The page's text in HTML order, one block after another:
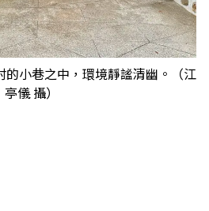
小巷之中，環境靜謐清幽。（江
亭儀 攝）